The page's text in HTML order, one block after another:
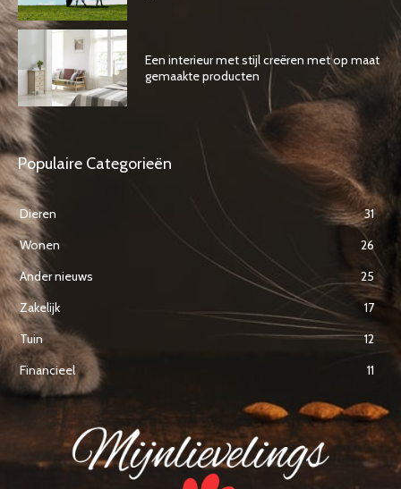
Een interieur met stijl creëren met op maat
gemaakte producten
Populaire Categorieën
Dieren
31
Wonen
26
Ander nieuws
25
Zakelijk
17
Tuin
12
Financieel
11